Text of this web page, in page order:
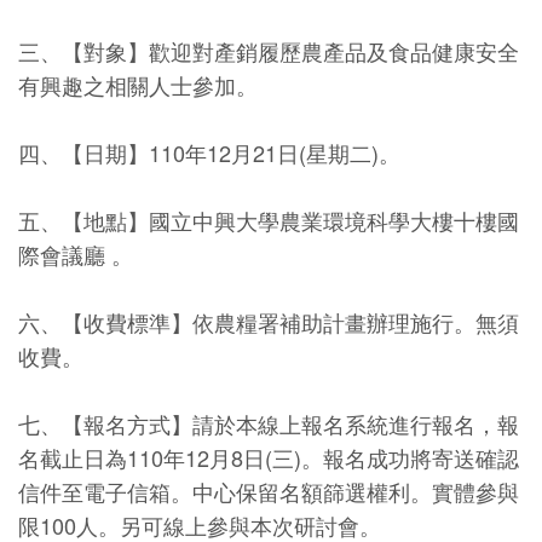
三、【對象】歡迎對產銷履歷農產品及食品健康安全
有興趣之相關人士參加。
四、【日期】110年12月21日(星期二)。
五、【地點】國立中興大學農業環境科學大樓十樓國
際會議廳 。
六、【收費標準】依農糧署補助計畫辦理施行。無須
收費。
七、【報名方式】請於本線上報名系統進行報名，報
名截止日為110年12月8日(三)。報名成功將寄送確認
信件至電子信箱。中心保留名額篩選權利。實體參與
限100人。另可線上參與本次研討會。